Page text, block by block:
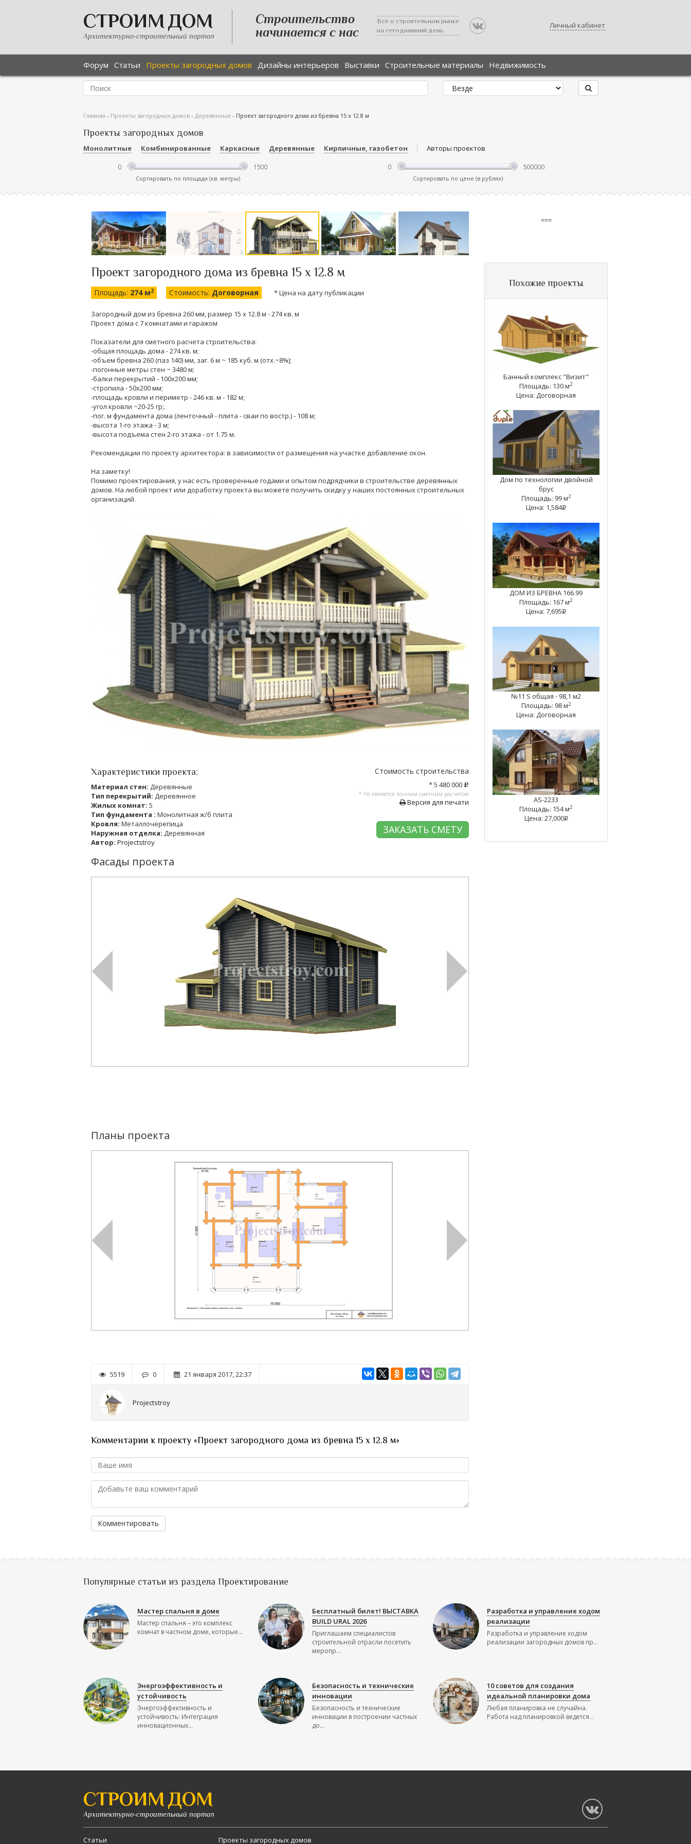
СТРОИМ ДОМ
Архитектурно-строительный портал
Строительство
начинается с нас
Все о строительном рынке
на сегодняшний день
Личный кабинет
Форум Статьи Проекты загородных домов Дизайны интерьеров Выставки Строительные материалы Недвижимость
Главная - Проекты загородных домов - Деревянные - Проект загородного дома из бревна 15 х 12.8 м
Проекты загородных домов
Монолитные Комбинированные Каркасные Деревянные Кирпичные, газобетон Авторы проектов
Сортировать по площади (кв. метры) Сортировать по цене (в рублях)
Проект загородного дома из бревна 15 х 12.8 м
Площадь: 274 м2 Стоимость: Договорная * Цена на дату публикации
Загородный дом из бревна 260 мм, размер 15 х 12.8 м - 274 кв. м
Проект дома с 7 комнатами и гаражом
Показатели для сметного расчета строительства:
-общая площадь дома - 274 кв. м;
-объем бревна 260 (паз 140) мм, заг. 6 м ~ 185 куб. м (отх.~8%);
-погонные метры стен ~ 3480 м;
-балки перекрытий - 100х200 мм;
-стропила - 50х200 мм;
-площадь кровли и периметр - 246 кв. м - 182 м;
-угол кровли ~20-25 гр;.
-пог. м фундамента дома (ленточный - плита - сваи по востр.) - 108 м;
-высота 1-го этажа - 3 м;
-высота подъема стен 2-го этажа - от 1.75 м.
Рекомендации по проекту архитектора: в зависимости от размещения на участке добавление окон.
На заметку!
Помимо проектирования, у нас есть проверенные годами и опытом подрядчики в строительстве деревянных
домов. На любой проект или доработку проекта вы можете получить скидку у наших постоянных строительных
организаций.
Характеристики проекта:
Материал стен: Деревянные
Тип перекрытий: Деревянное
Жилых комнат: 5
Тип фундамента : Монолитная ж/б плита
Кровля: Металлочерепица
Наружная отделка: Деревянная
Автор: Projectstroy
Стоимость строительства
* 5 480 000 c
* Не является точным сметным расчетом
Версия для печати
ЗАКАЗАТЬ СМЕТУ
Фасады проекта
Планы проекта
5519 0 21 января 2017, 22:37
Projectstroy
Комментарии к проекту «Проект загородного дома из бревна 15 х 12.8 м»
Комментировать
===
Похожие проекты
Банный комплекс "Визит"
Площадь: 130 м2
Цена: Договорная
Дом по технологии двойной
брус
Площадь: 99 м2
Цена: 1,584q
ДОМ ИЗ БРЕВНА 166.99
Площадь: 167 м2
Цена: 7,695q
№11 S общая - 98,1 м2
Площадь: 98 м2
Цена: Договорная
AS-2233
Площадь: 154 м2
Цена: 27,000q
Популярные статьи из раздела Проектирование
Мастер спальня в доме
Мастер спальня – это комплекс
комнат в частном доме, которые...
Бесплатный билет! ВЫСТАВКА
BUILD URAL 2026
Приглашаем специалистов
строительной отрасли посетить
меропр...
Разработка и управление ходом
реализации
Разработка и управление ходом
реализации загородных домов пр...
Энергоэффективность и
устойчивость
Энергоэффективность и
устойчивость: Интеграция
инновационных...
Безопасность и технические
инновации
Безопасность и технические
инновации в построении частных
до...
10 советов для создания
идеальной планировки дома
Любая планировка не случайна.
Работа над планировкой ведется...
СТРОИМ ДОМ
Архитектурно-строительный портал
Статьи Проекты загородных домов